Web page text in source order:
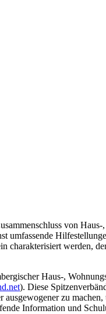
von
umfassende
charakterisiert werden,
Haus-,
). Diese
zu
Information und